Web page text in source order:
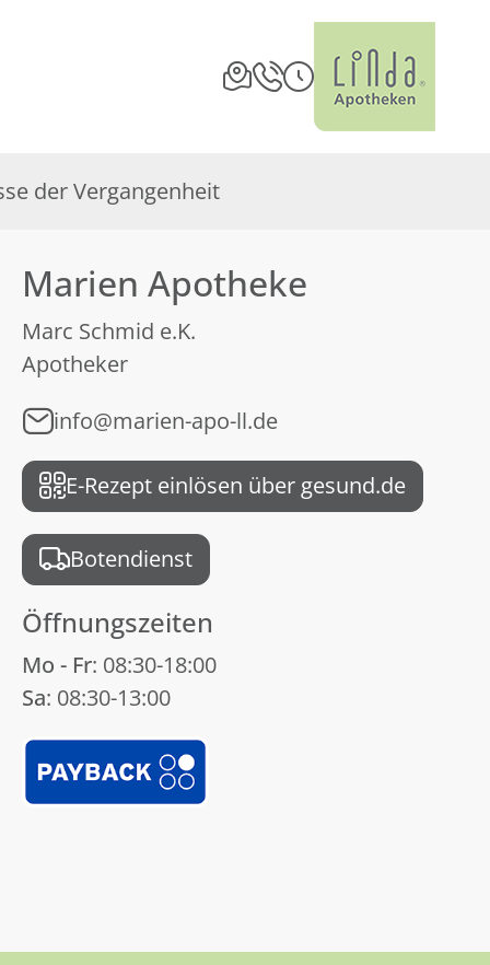
der Vergangenheit
Marien Apotheke
Marc Schmid e.K.
Apotheker
info@marien-apo-ll.de
E-Rezept einlösen über gesund.de
Botendienst
Öffnungszeiten
Mo - Fr: 08:30-18:00
Sa: 08:30-13:00